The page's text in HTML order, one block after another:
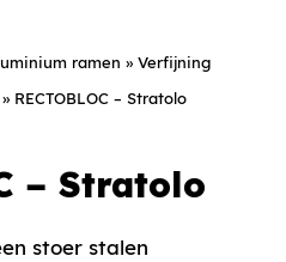
ramen » Verfijning
RECTOBLOC – Stratolo
– Stratolo
stoer stalen